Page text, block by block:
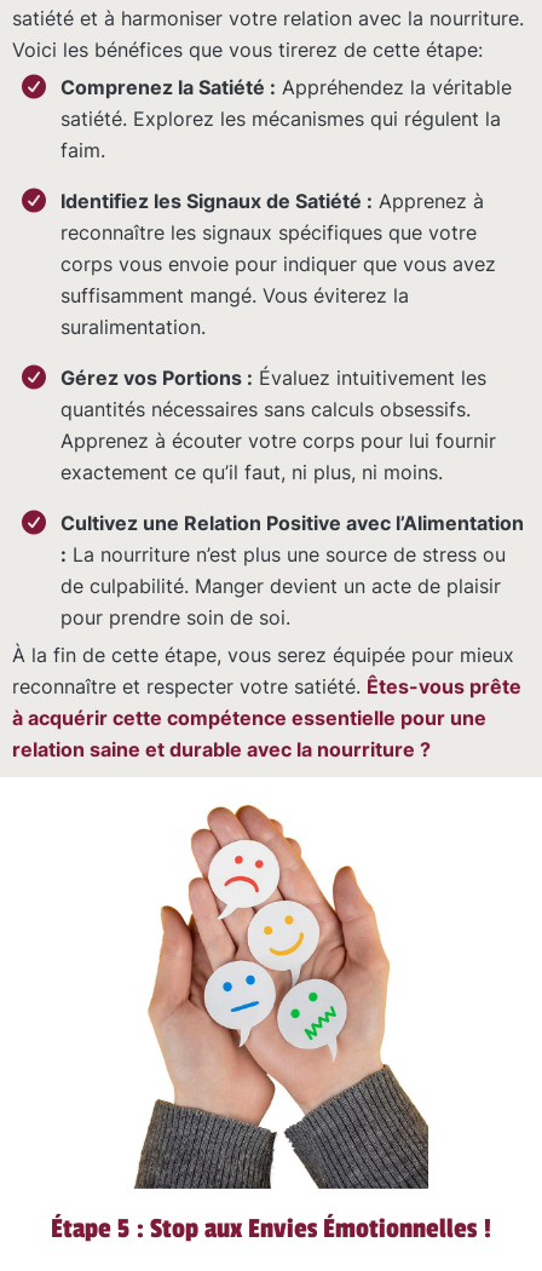
satiété et à harmoniser votre relation avec la nourriture.
Voici les bénéfices que vous tirerez de cette étape:
Comprenez la Satiété : Appréhendez la véritable
satiété. Explorez les mécanismes qui régulent la
faim.
Identifiez les Signaux de Satiété : Apprenez à
reconnaître les signaux spécifiques que votre
corps vous envoie pour indiquer que vous avez
suffisamment mangé. Vous éviterez la
suralimentation.
Gérez vos Portions : Évaluez intuitivement les
quantités nécessaires sans calculs obsessifs.
Apprenez à écouter votre corps pour lui fournir
exactement ce qu’il faut, ni plus, ni moins.
Cultivez une Relation Positive avec l’Alimentation
: La nourriture n’est plus une source de stress ou
de culpabilité. Manger devient un acte de plaisir
pour prendre soin de soi.
À la fin de cette étape, vous serez équipée pour mieux
reconnaître et respecter votre satiété. Êtes-vous prête
à acquérir cette compétence essentielle pour une
relation saine et durable avec la nourriture ?
Étape 5 : Stop aux Envies Émotionnelles !